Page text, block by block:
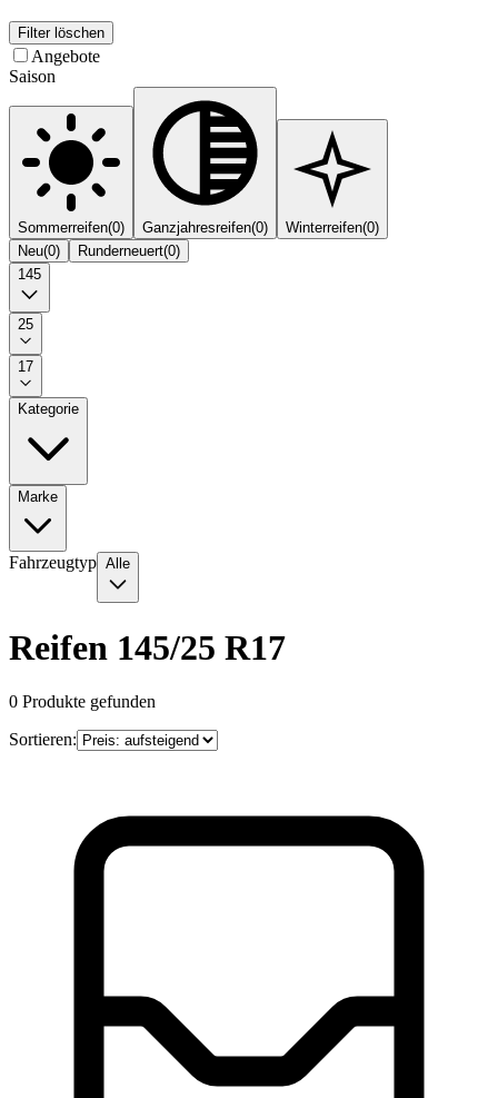
Filter löschen
Angebote
Saison
Sommerreifen(0) Ganzjahresreifen(0) Winterreifen(0)
Neu(0) Runderneuert(0)
145
25
17
Kategorie
Marke
Fahrzeugtyp Alle
Reifen 145/25 R17
0 Produkte gefunden
Sortieren: